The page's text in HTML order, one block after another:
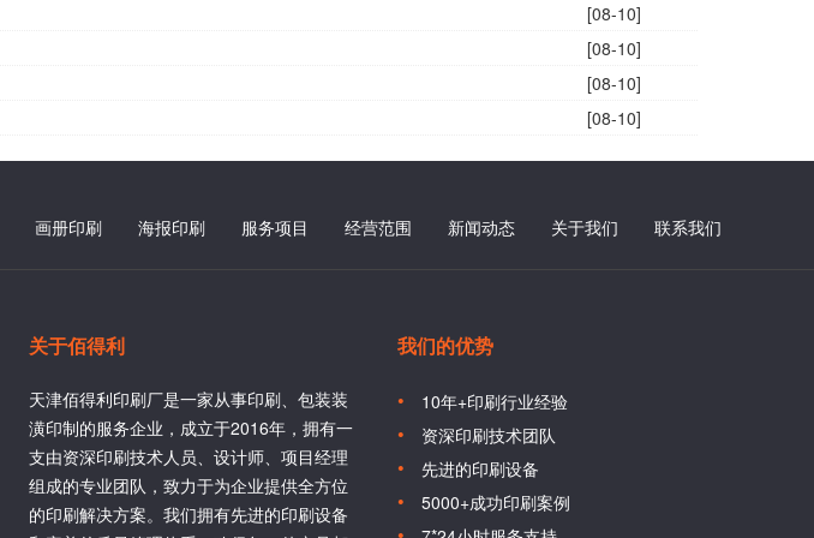
[08-10]
[08-10]
[08-10]
[08-10]
画册印刷 海报印刷 服务项目 经营范围 新闻动态 关于我们 联系我们
关于佰得利
天津佰得利印刷厂是一家从事印刷、包装装
潢印制的服务企业，成立于2016年，拥有一
支由资深印刷技术人员、设计师、项目经理
组成的专业团队，致力于为企业提供全方位
的印刷解决方案。我们拥有先进的印刷设备
我们的优势
10年+印刷行业经验
资深印刷技术团队
先进的印刷设备
5000+成功印刷案例